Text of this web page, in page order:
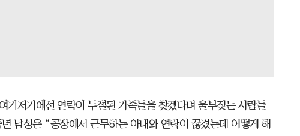
기저기에선 연락이 두절된 가족들을 찾겠다며 울부짖는 사람들
남성은 “공장에서 근무하는 아내와 연락이 끊겼는데 어떻게 해